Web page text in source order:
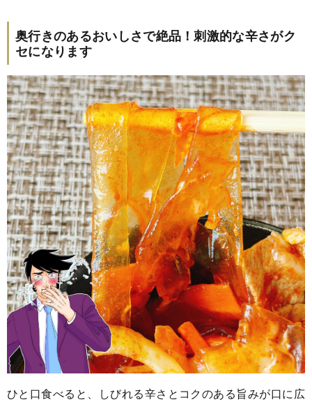
奥行きのあるおいしさで絶品！刺激的な辛さがク
セになります
ひと口食べると、しびれる辛さとコクのある旨みが口に広